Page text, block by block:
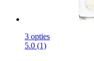
3 opties
5.0 (1)